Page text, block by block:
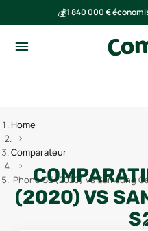
💰1 840 000 €
Home
Comparateur
iPhone SE (2020) vs Samsung
(2020)VS